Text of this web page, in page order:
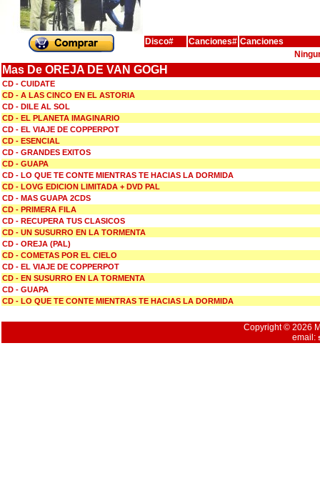
Disco# Canciones# Canciones
Mas De OREJA DE VAN GOGH
CD - CUIDATE
CD - A LAS CINCO EN EL ASTORIA
CD - DILE AL SOL
CD - EL PLANETA IMAGINARIO
CD - EL VIAJE DE COPPERPOT
CD - ESENCIAL
CD - GRANDES EXITOS
CD - GUAPA
CD - LO QUE TE CONTE MIENTRAS TE HACIAS LA DORMIDA
CD - LOVG EDICION LIMITADA + DVD PAL
CD - MAS GUAPA 2CDS
CD - PRIMERA FILA
CD - RECUPERA TUS CLASICOS
CD - UN SUSURRO EN LA TORMENTA
CD - OREJA (PAL)
CD - COMETAS POR EL CIELO
CD - EL VIAJE DE COPPERPOT
CD - EN SUSURRO EN LA TORMENTA
CD - GUAPA
CD - LO QUE TE CONTE MIENTRAS TE HACIAS LA DORMIDA
Copyright © 2026
email: